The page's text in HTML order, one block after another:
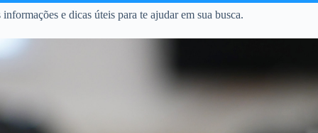
e dicas úteis para te ajudar em sua busca.